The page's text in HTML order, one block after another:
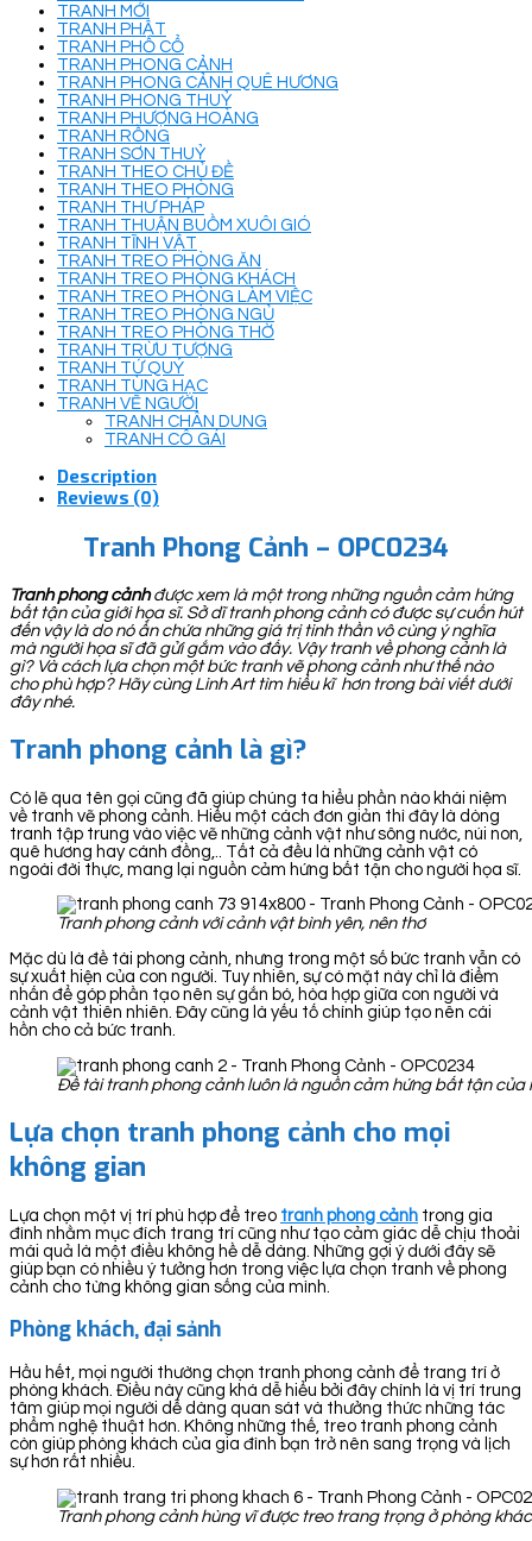
TRANH MỚI
TRANH PHẬT
TRANH PHỐ CỔ
TRANH PHONG CẢNH
TRANH PHONG CẢNH QUÊ HƯƠNG
TRANH PHONG THUỶ
TRANH PHƯỢNG HOÀNG
TRANH RỒNG
TRANH SƠN THUỶ
TRANH THEO CHỦ ĐỀ
TRANH THEO PHÒNG
TRANH THƯ PHÁP
TRANH THUẬN BUỒM XUÔI GIÓ
TRANH TĨNH VẬT
TRANH TREO PHÒNG ĂN
TRANH TREO PHÒNG KHÁCH
TRANH TREO PHÒNG LÀM VIỆC
TRANH TREO PHÒNG NGỦ
TRANH TREO PHÒNG THỜ
TRANH TRỪU TƯỢNG
TRANH TỨ QUÝ
TRANH TÙNG HẠC
TRANH VẼ NGƯỜI
TRANH CHÂN DUNG
TRANH CÔ GÁI
Description
Reviews (0)
Tranh Phong Cảnh – OPC0234
Tranh phong cảnhđược xem là một trong những nguồn cảm hứng
bất tận của giới họa sĩ. Sở dĩ tranh phong cảnh có được sự cuốn hút
đến vậy là do nó ẩn chứa những giá trị tinh thần vô cùng ý nghĩa
mà người họa sĩ đã gửi gắm vào đấy. Vậy tranh về phong cảnh là
gì? Và cách lựa chọn một bức tranh vẽ phong cảnh như thế nào
cho phù hợp? Hãy cùng Linh Art tìm hiểu kĩ hơn trong bài viết dưới
đây nhé.
Tranh phong cảnh là gì?
Có lẽ qua tên gọi cũng đã giúp chúng ta hiểu phần nào khái niệm
về tranh vẽ phong cảnh. Hiểu một cách đơn giản thì đây là dòng
tranh tập trung vào việc vẽ những cảnh vật như sông nước, núi non,
quê hương hay cánh đồng,.. Tất cả đều là những cảnh vật có
ngoài đời thực, mang lại nguồn cảm hứng bất tận cho người họa sĩ.
Tranh phong cảnh với cảnh vật bình yên, nên thơ
Mặc dù là đề tài phong cảnh, nhưng trong một số bức tranh vẫn có
sự xuất hiện của con người. Tuy nhiên, sự có mặt này chỉ là điểm
nhấn để góp phần tạo nên sự gắn bó, hòa hợp giữa con người và
cảnh vật thiên nhiên. Đây cũng là yếu tố chính giúp tạo nên cái
hồn cho cả bức tranh.
Đề tài tranh phong cảnh luôn là nguồn cảm hứng bất tận của
Lựa chọn tranh phong cảnh cho mọi
không gian
Lựa chọn một vị trí phù hợp để treo tranh phong cảnh trong gia
đình nhằm mục đích trang trí cũng như tạo cảm giác dễ chịu thoải
mái quả là một điều không hề dễ dàng. Những gợi ý dưới đây sẽ
giúp bạn có nhiều ý tưởng hơn trong việc lựa chọn tranh về phong
cảnh cho từng không gian sống của mình.
Phòng khách, đại sảnh
Hầu hết, mọi người thường chọn tranh phong cảnh để trang trí ở
phòng khách. Điều này cũng khá dễ hiểu bởi đây chính là vị trí trung
tâm giúp mọi người dễ dàng quan sát và thưởng thức những tác
phẩm nghệ thuật hơn. Không những thế, treo tranh phong cảnh
còn giúp phòng khách của gia đình bạn trở nên sang trọng và lịch
sự hơn rất nhiều.
Tranh phong cảnh hùng vĩ được treo trang trọng ở phòng